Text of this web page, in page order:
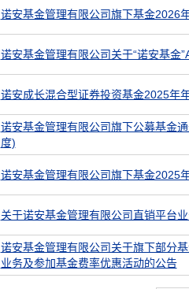
诺安基金管理有限公司旗下基金2026
诺安基金管理有限公司关于“诺安基金
诺安成长混合型证券投资基金2025年
诺安基金管理有限公司旗下公募基金
度)
诺安基金管理有限公司旗下基金2025
关于诺安基金管理有限公司直销平台
诺安基金管理有限公司关于旗下部分
业务及参加基金费率优惠活动的公告